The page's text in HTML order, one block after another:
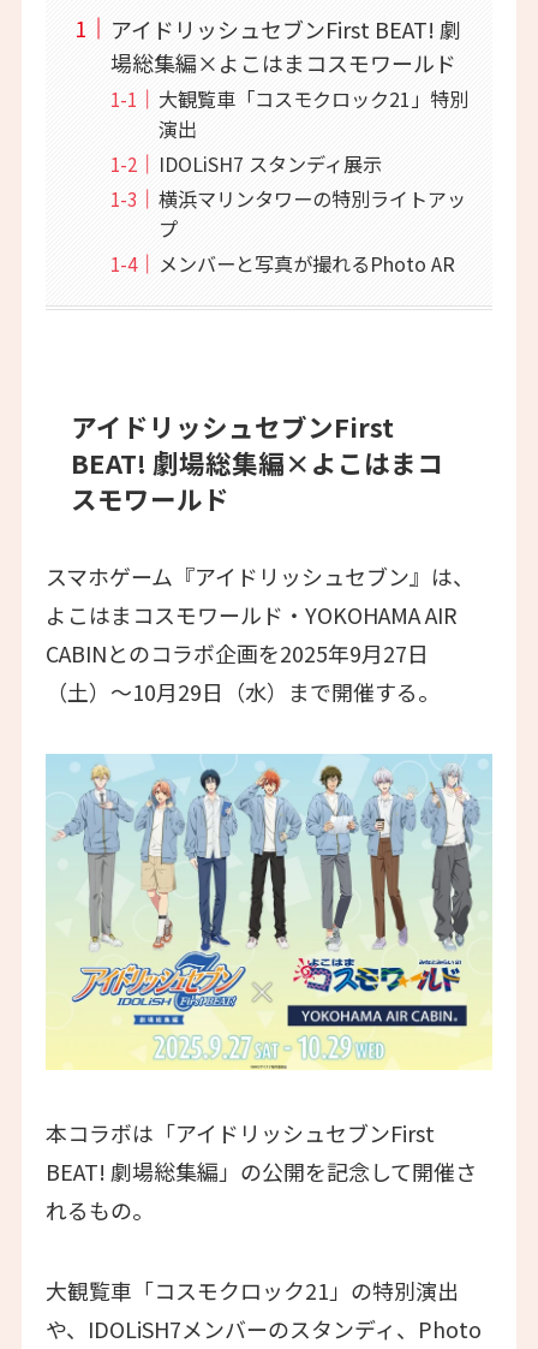
アイドリッシュセブンFirst BEAT! 劇
場総集編×よこはまコスモワールド
大観覧車「コスモクロック21」特別
演出
IDOLiSH7 スタンディ展示
横浜マリンタワーの特別ライトアッ
プ
メンバーと写真が撮れるPhoto AR
アイドリッシュセブンFirst
BEAT! 劇場総集編×よこはまコ
スモワールド
スマホゲーム『アイドリッシュセブン』は、
よこはまコスモワールド・YOKOHAMA AIR
CABINとのコラボ企画を2025年9月27日
（土）〜10月29日（水）まで開催する。
本コラボは「アイドリッシュセブンFirst
BEAT! 劇場総集編」の公開を記念して開催さ
れるもの。
大観覧車「コスモクロック21」の特別演出
や、IDOLiSH7メンバーのスタンディ、Photo